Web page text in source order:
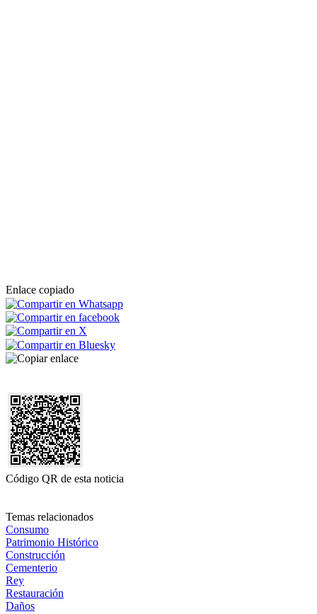
Enlace copiado
Código QR de esta noticia
Temas relacionados
Consumo
Patrimonio Histórico
Construcción
Cementerio
Rey
Restauración
Daños